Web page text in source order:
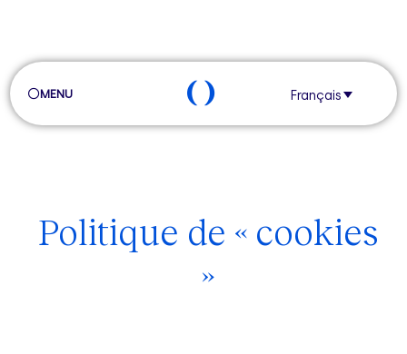
MENU Français
Politique de « cookies
»